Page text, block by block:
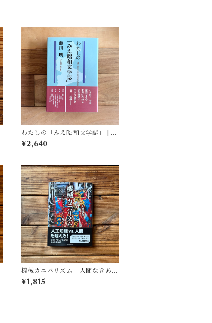
わたしの「みえ昭和文学誌」 | 藤
田 明
¥2,640
機械カニバリズム 人間なきあと
の人類学へ｜久保 明教
¥1,815